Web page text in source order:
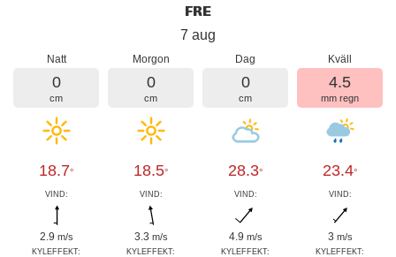
FRE
7 aug
Natt
0
cm
18.7°
VIND:
2.9 m/s
KYLEFFEKT:
Morgon
0
cm
18.5°
VIND:
3.3 m/s
KYLEFFEKT:
Dag
0
cm
28.3°
VIND:
4.9 m/s
KYLEFFEKT:
Kväll
4.5
mm regn
23.4°
VIND:
3 m/s
KYLEFFEKT: